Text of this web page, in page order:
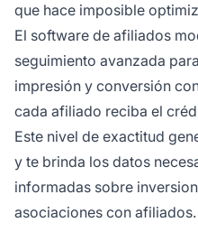
que hace imposible
El software de afiliados
seguimiento avanzada
impresión y conversión
cada afiliado reciba el
Este nivel de exactitud
y te brinda los datos
informadas sobre
asociaciones con afiliados.